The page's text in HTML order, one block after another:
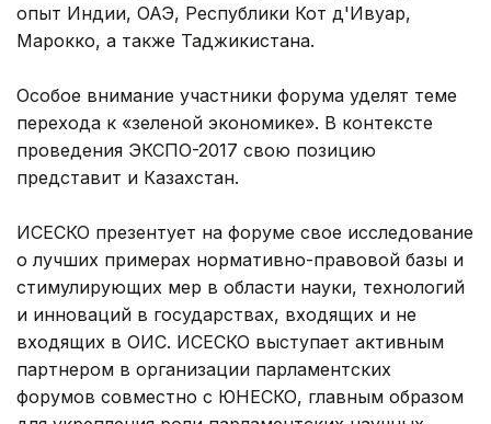
опыт Индии, ОАЭ, Республики Кот д'Ивуар,
Марокко, а также Таджикистана.
Особое внимание участники форума уделят теме
перехода к «зеленой экономике». В контексте
проведения ЭКСПО-2017 свою позицию
представит и Казахстан.
ИСЕСКО презентует на форуме свое исследование
о лучших примерах нормативно-правовой базы и
стимулирующих мер в области науки, технологий
и инноваций в государствах, входящих и не
входящих в ОИС. ИСЕСКО выступает активным
партнером в организации парламентских
форумов совместно с ЮНЕСКО, главным образом